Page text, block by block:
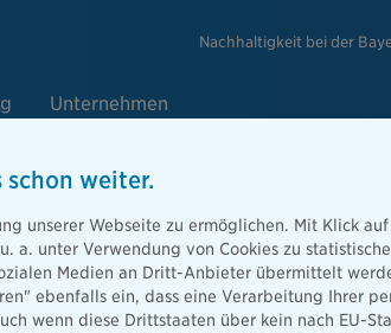
Nachhaltigkeit bei der
Unternehmen
schon weiter.
unserer Webseite zu ermöglichen. Mit Klick
a. unter Verwendung von Cookies zu
Medien an Dritt-Anbieter übermittelt
ebenfalls ein, dass eine Verarbeitung Ihrer
wenn diese Drittstaaten über kein nach EU-